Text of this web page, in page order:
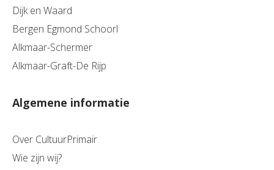
Dijk en Waard
Bergen Egmond Schoorl
Alkmaar-Schermer
Alkmaar-Graft-De Rijp
Algemene informatie
Over CultuurPrimair
Wie zijn wij?